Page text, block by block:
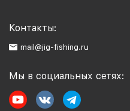
Контакты:
mail@jig-fishing.ru
Мы в социальных сетях: